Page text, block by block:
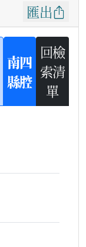
匯出
南四
縣腔
回檢
索清
單